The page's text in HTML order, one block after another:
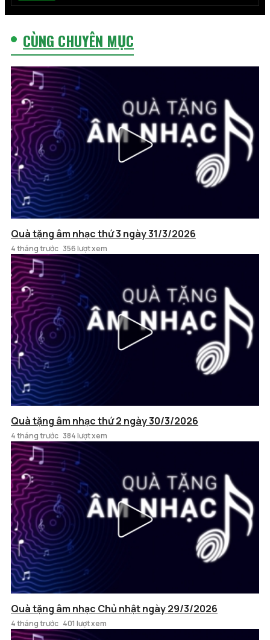
CÙNG CHUYÊN MỤC
Quà tặng âm nhạc thứ 3 ngày 31/3/2026
4 tháng trước 356 lượt xem
Quà tặng âm nhạc thứ 2 ngày 30/3/2026
4 tháng trước 384 lượt xem
Quà tặng âm nhạc Chủ nhật ngày 29/3/2026
4 tháng trước 401 lượt xem